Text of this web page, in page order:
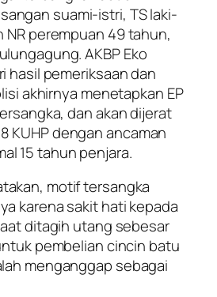
suami-istri, TS laki-
NR perempuan 49 tahun,
AKBP Eko
hasil pemeriksaan dan
akhirnya menetapkan EP
dan akan dijerat
KUHP dengan ancaman
15 tahun penjara.
motif tersangka
karena sakit hati kepada
ditagih utang sebesar
pembelian cincin batu
menganggap sebagai